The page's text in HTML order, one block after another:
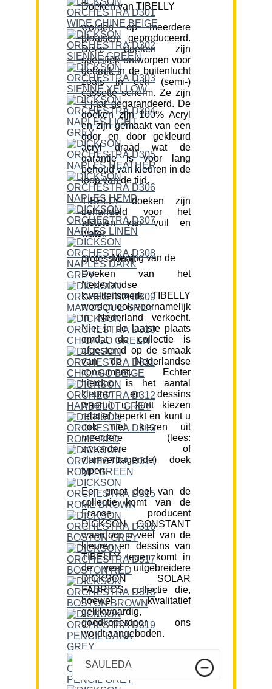
Doeken van TIBELLY
worden op meerdere
plaatsen geproduceerd.
Deze doeken zijn
specifiek ontworpen voor
gebruik in de buitenlucht
zoals in een (semi-)
cassette scherm. Ze zijn
5 jaar gegarandeerd. De
doeken zijn 100% Acryl
en zijn gemaakt van een
door en door gekleurd
acryl draad wat de
garantie is voor lang
behoud van kleuren in de
loop van de tijd.
TIBELLY doeken zijn
behandeld voor het
afstoten van vuil en
water.
Mening van de professional:
Doeken van het
Nederlandse
kwaliteitsmerk TIBELLY
worden ook voornamelijk
in Nederland verkocht.
Niet in de laatste plaats
omdat de collectie is
afgestemd op de smaak
van de Nederlandse
consument. Echter
hierdoor is het aantal
kleuren en dessins
waaruit u kunt kiezen
relatief beperkt en kunt u
ook niet kiezen uit
meerdere (lees:
zwaardere of
vlamvertragende) doek
typen.
Een groot deel van de
collectie komt van de
Franse producent
DICKSON CONSTANT
waardoor u veel van de
kleuren en dessins van
TIBELLY tegen komt in
de veel uitgebreidere
DICKSON SOLAR
FABRICS collectie die,
hoewel kwalitatief
gelijkwaardig,
goedkoperdoor ons
wordt aangeboden.
SAULEDA